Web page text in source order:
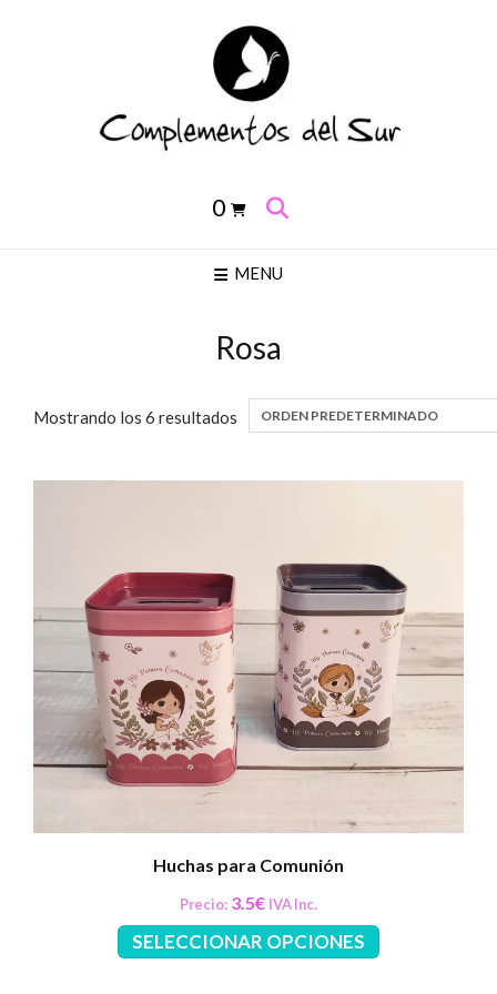
0
MENU
Rosa
Mostrando los 6 resultados
Huchas para Comunión
Precio: 3.5€ IVA Inc.
SELECCIONAR OPCIONES
Este
producto